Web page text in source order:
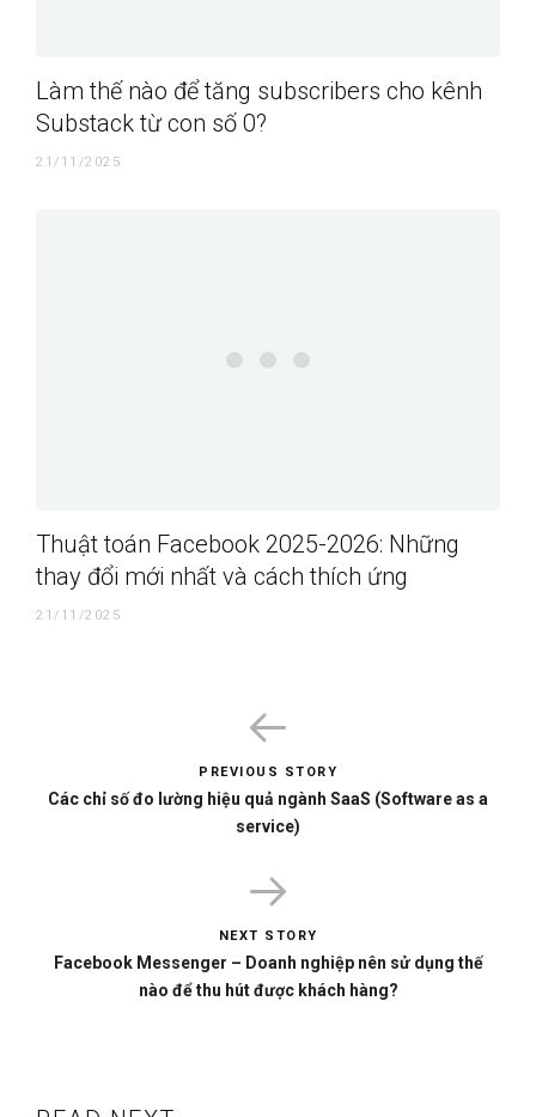
Làm thế nào để tăng subscribers cho kênh
Substack từ con số 0?
21/11/2025
Thuật toán Facebook 2025-2026: Những
thay đổi mới nhất và cách thích ứng
21/11/2025
PREVIOUS STORY
Các chỉ số đo lường hiệu quả ngành SaaS (Software as a
service)
NEXT STORY
Facebook Messenger – Doanh nghiệp nên sử dụng thế
nào để thu hút được khách hàng?